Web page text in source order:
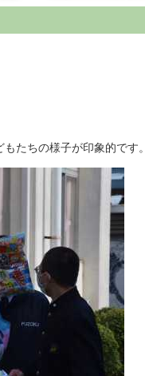
たちの様子が印象的です。